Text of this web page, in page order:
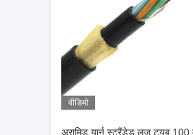
वीडियो
अरामिड यार्न स्ट्रैंडेड लूज ट्यूब 100